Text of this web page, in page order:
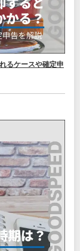
るケースや確定申